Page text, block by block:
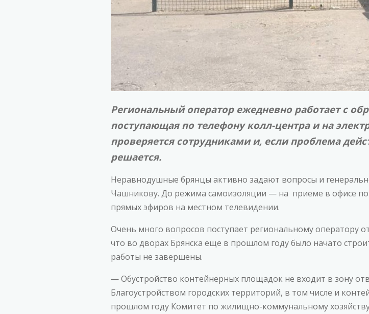
Региональный оператор ежедневно работает с
поступающая по телефону колл-центра и на
проверяется сотрудниками и, если проблема
решается.
Неравнодушные брянцы активно задают вопросы и
Чашникову. До режима самоизоляции — на приеме в офисе
прямых эфиров на местном телевидении.
Очень много вопросов поступает региональному оператору
что во дворах Брянска еще в прошлом году было начато
работы не завершены.
— Обустройство контейнерных площадок не входит в зону
Благоустройством городских территорий, в том числе и
прошлом году Комитет по жилищно-коммунальному